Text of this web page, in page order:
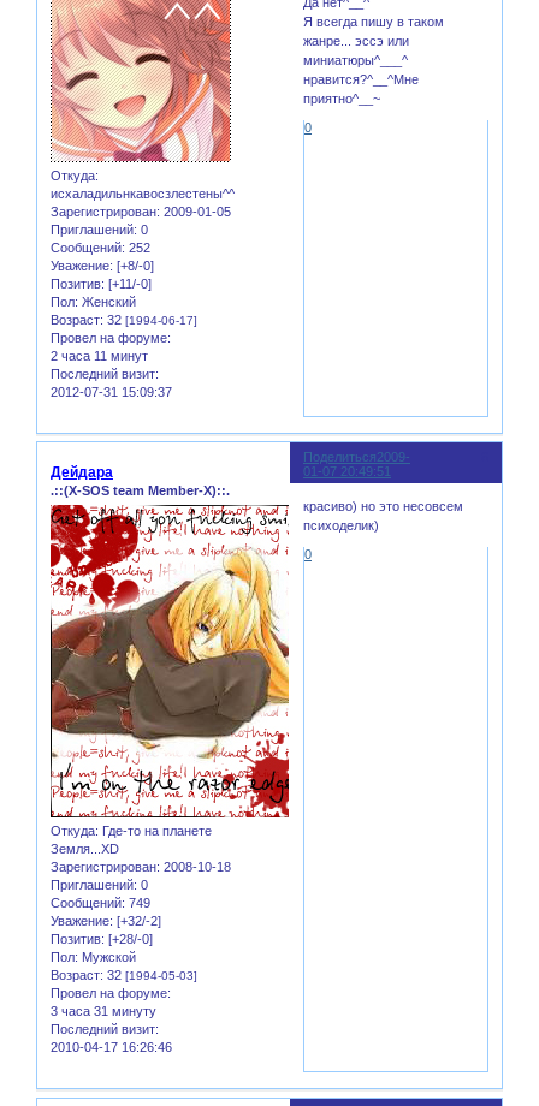
Откуда:
исхаладильнкавосзлестены^^
Зарегистрирован: 2009-01-05
Приглашений: 0
Сообщений: 252
Уважение: [+8/-0]
Позитив: [+11/-0]
Пол: Женский
Возраст: 32 [1994-06-17]
Провел на форуме:
2 часа 11 минут
Последний визит:
2012-07-31 15:09:37
Я всегда пишу в таком
жанре... эссэ или
миниатюры^___^
нравится?^__^Мне
приятно^__~
0
Поделиться2009-
01-07 20:49:51
Дейдара
.::(X-SOS team Member-X)::.
Откуда: Где-то на планете
Земля...XD
Зарегистрирован: 2008-10-18
Приглашений: 0
Сообщений: 749
Уважение: [+32/-2]
Позитив: [+28/-0]
Пол: Мужской
Возраст: 32 [1994-05-03]
Провел на форуме:
3 часа 31 минуту
Последний визит:
2010-04-17 16:26:46
красиво) но это несовсем
психоделик)
0